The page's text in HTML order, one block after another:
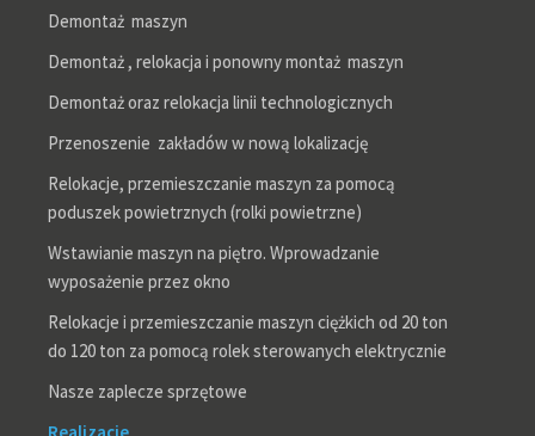
Demontaż maszyn
Demontaż , relokacja i ponowny montaż maszyn
Demontaż oraz relokacja linii technologicznych
Przenoszenie zakładów w nową lokalizację
Relokacje, przemieszczanie maszyn za pomocą
poduszek powietrznych (rolki powietrzne)
Wstawianie maszyn na piętro. Wprowadzanie
wyposażenie przez okno
Relokacje i przemieszczanie maszyn ciężkich od 20 ton
do 120 ton za pomocą rolek sterowanych elektrycznie
Nasze zaplecze sprzętowe